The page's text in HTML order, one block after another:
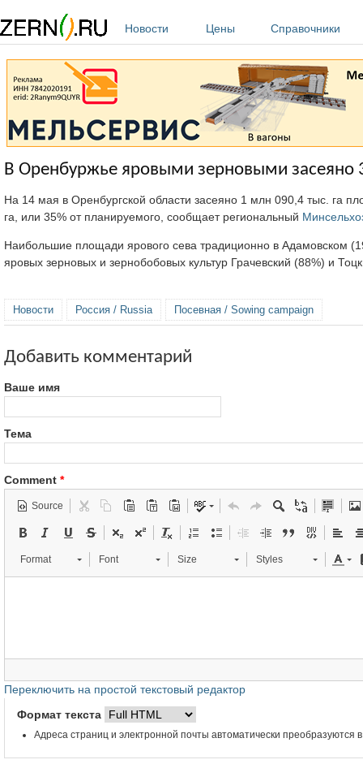
Новости
Цены Справочники
В Оренбуржье яровыми зерновыми засеяно
На 14 мая в Оренбургской области засеяно 1 млн 090,4 тыс. га
га, или 35% от планируемого, сообщает региональный
Наибольшие площади ярового сева традиционно в Адамовском
яровых зерновых и зернобобовых культур Грачевский (88%) и
Новости Россия / Russia Посевная / Sowing campaign
Добавить комментарий
Ваше имя
Тема
Comment *
Source
Format Font Size Styles
Переключить на простой текстовый редактор
Формат текста
Адреса страниц и электронной почты автоматически преобразуются